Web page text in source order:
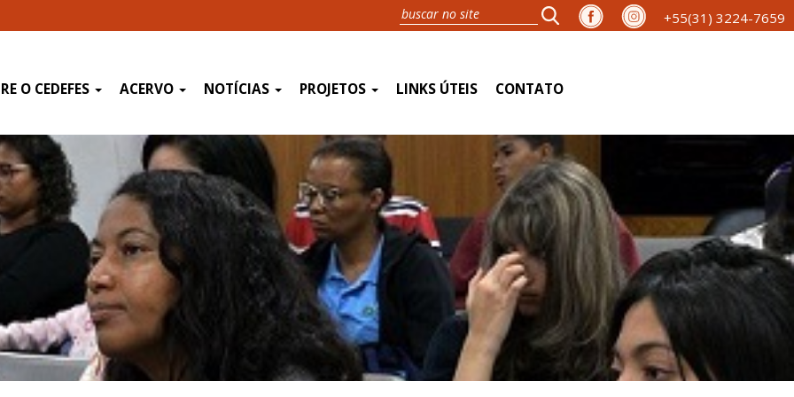
+55(31) 3224-7659
O CEDEFES ACERVO NOTÍCIAS PROJETOS LINKS ÚTEIS CONTATO